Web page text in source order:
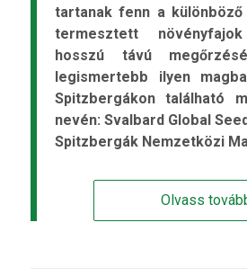
tartanak fenn a
termesztett
hosszú távú
legismertebb ilyen
Spitzbergákon található
nevén: Svalbard Global
Spitzbergák Nemzetközi
Olvass